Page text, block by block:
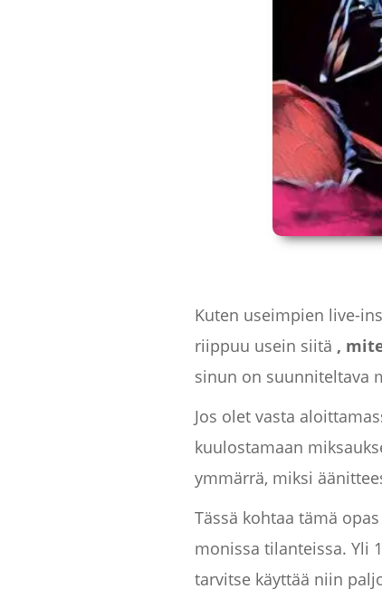
Kuten useimpien live-
riippuu usein siitä ,
sinun on suunniteltava
Jos olet vasta
kuulostamaan
ymmärrä, miksi
Tässä kohtaa tämä
monissa tilanteissa. Yli
tarvitse käyttää niin